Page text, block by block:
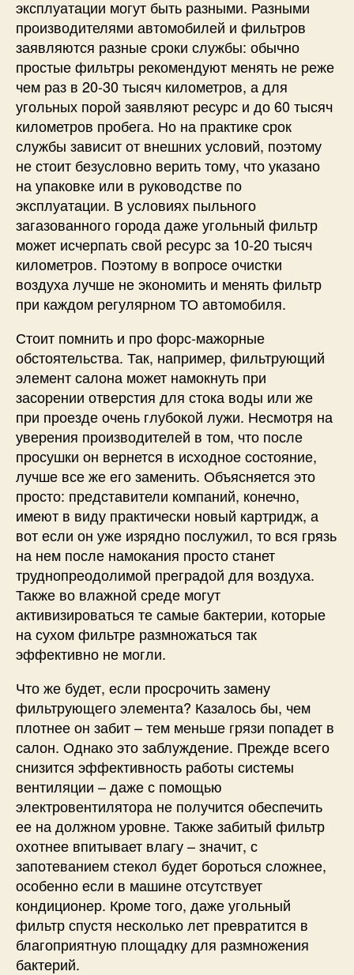
эксплуатации могут быть разными. Разными
производителями автомобилей и фильтров
заявляются разные сроки службы: обычно
простые фильтры рекомендуют менять не реже
чем раз в 20-30 тысяч километров, а для
угольных порой заявляют ресурс и до 60 тысяч
километров пробега. Но на практике срок
службы зависит от внешних условий, поэтому
не стоит безусловно верить тому, что указано
на упаковке или в руководстве по
эксплуатации. В условиях пыльного
загазованного города даже угольный фильтр
может исчерпать свой ресурс за 10-20 тысяч
километров. Поэтому в вопросе очистки
воздуха лучше не экономить и менять фильтр
при каждом регулярном ТО автомобиля.
Стоит помнить и про форс-мажорные
обстоятельства. Так, например, фильтрующий
элемент салона может намокнуть при
засорении отверстия для стока воды или же
при проезде очень глубокой лужи. Несмотря на
уверения производителей в том, что после
просушки он вернется в исходное состояние,
лучше все же его заменить. Объясняется это
просто: представители компаний, конечно,
имеют в виду практически новый картридж, а
вот если он уже изрядно послужил, то вся грязь
на нем после намокания просто станет
труднопреодолимой преградой для воздуха.
Также во влажной среде могут
активизироваться те самые бактерии, которые
на сухом фильтре размножаться так
эффективно не могли.
Что же будет, если просрочить замену
фильтрующего элемента? Казалось бы, чем
плотнее он забит – тем меньше грязи попадет в
салон. Однако это заблуждение. Прежде всего
снизится эффективность работы системы
вентиляции – даже с помощью
электровентилятора не получится обеспечить
ее на должном уровне. Также забитый фильтр
охотнее впитывает влагу – значит, с
запотеванием стекол будет бороться сложнее,
особенно если в машине отсутствует
кондиционер. Кроме того, даже угольный
фильтр спустя несколько лет превратится в
благоприятную площадку для размножения
бактерий.